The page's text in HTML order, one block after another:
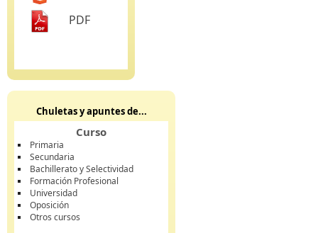
PDF
Chuletas y apuntes de...
Curso
Primaria
Secundaria
Bachillerato y Selectividad
Formación Profesional
Universidad
Oposición
Otros cursos